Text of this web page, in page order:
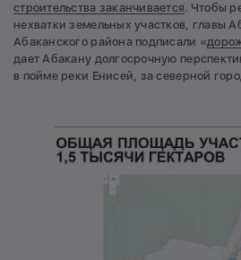
строительства заканчивается. Чтобы
нехватки земельных участков, главы
Абаканского района подписали «
дает Абакану долгосрочную
в пойме реки Енисей, за северной